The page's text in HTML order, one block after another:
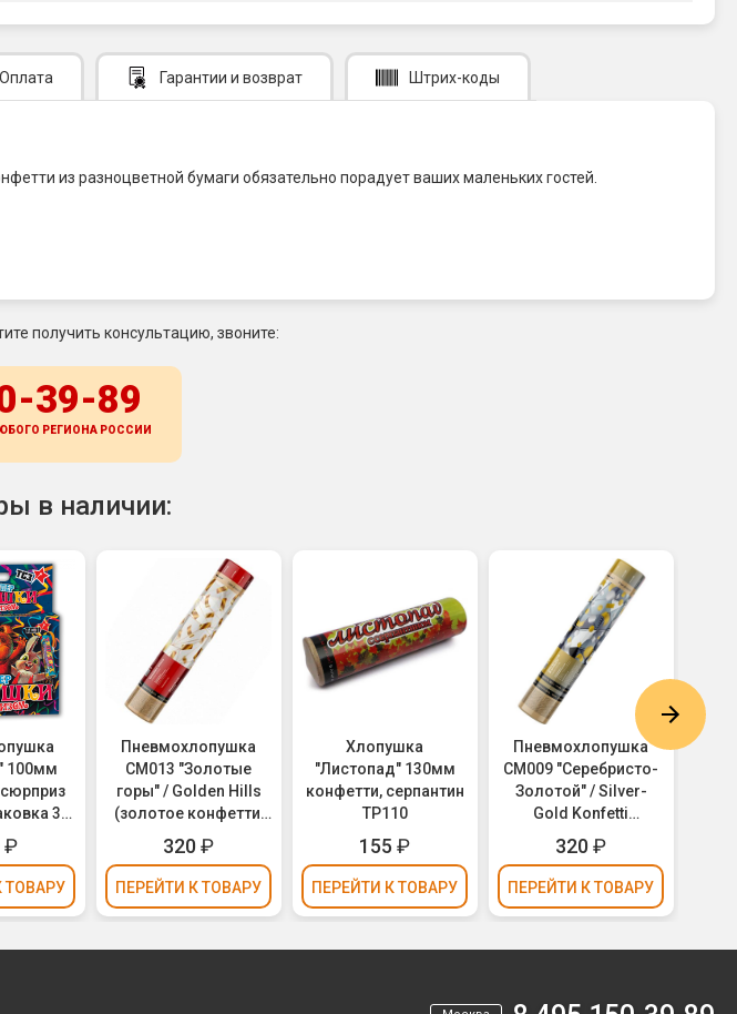
Оплата Гарантии и возврат Штрих-коды
из разноцветной бумаги обязательно порадует ваших маленьких гостей.
получить консультацию, звоните:
39-89
РЕГИОНА РОССИИ
в наличии:
100мм
3
₽
ТОВАРУ
Пневмохлопушка
CM013 "Золотые
горы" / Golden Hills
(золотое конфетти,
фольга) 30см
320₽
ПЕРЕЙТИ К ТОВАРУ
Хлопушка
"Листопад" 130мм
конфетти, серпантин
ТР110
155 ₽
ПЕРЕЙТИ К ТОВАРУ
Пневмохлопушка
CM009 "Серебристо-
Золотой" / Silver-
Gold Konfetti
(золотое и
серебряное
конфетти, фольга)
320₽
ПЕРЕЙТИ К ТОВАРУ